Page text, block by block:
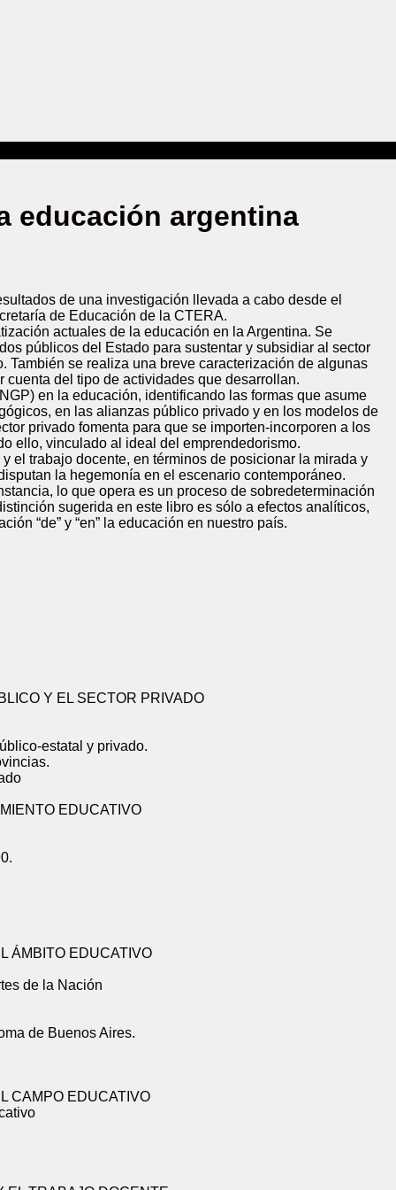
educación argentina
de una investigación llevada a cabo desde el
de Educación de la CTERA.
actuales de la educación en la Argentina. Se
públicos del Estado para sustentar y subsidiar al sector
se realiza una breve caracterización de algunas
del tipo de actividades que desarrollan.
en la educación, identificando las formas que asume
en las alianzas público privado y en los modelos de
privado fomenta para que se importen-incorporen a los
ello, vinculado al ideal del emprendedorismo.
el trabajo docente, en términos de posicionar la mirada y
la hegemonía en el escenario contemporáneo.
lo que opera es un proceso de sobredeterminación
sugerida en este libro es sólo a efectos analíticos,
“de” y “en” la educación en nuestro país.
Y EL SECTOR PRIVADO
estatal y privado.
EDUCATIVO
ÁMBITO EDUCATIVO
de la Nación
de Buenos Aires.
CAMPO EDUCATIVO